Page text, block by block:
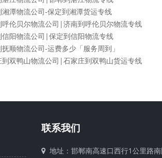
湘潭物流公司-保定到湘潭货运专线
呼伦贝尔物流公司|济南到呼伦贝尔物流专线
信阳物流公司|保定到信阳物流专线
顺物流公司-运费多少「服务周到」
到双鸭山物流公司|石家庄到双鸭山货运专线
联系我们
地址：邯郸南高速口西行1公里路